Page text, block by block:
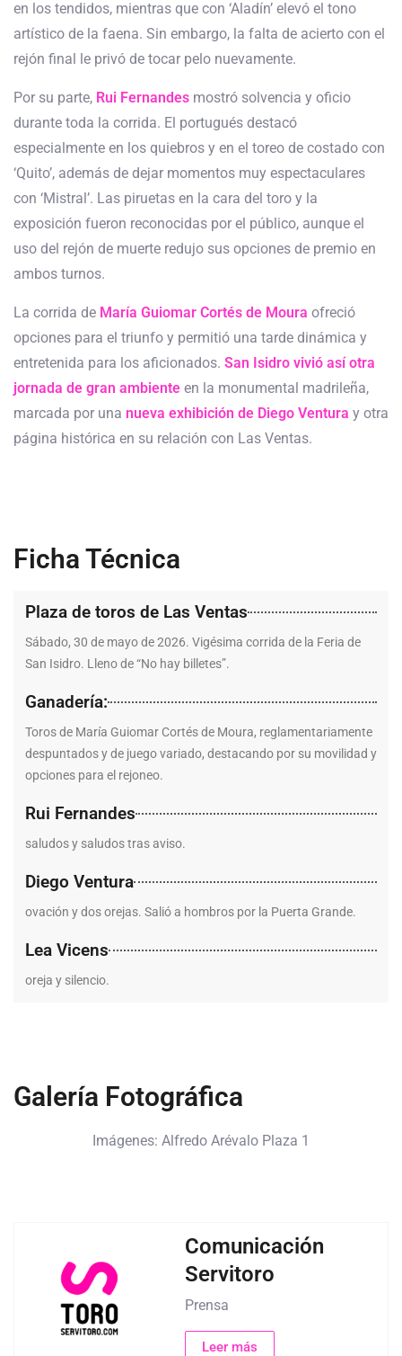
en los tendidos, mientras que con ‘Aladín’ elevó el tono
artístico de la faena. Sin embargo, la falta de acierto con el
rejón final le privó de tocar pelo nuevamente.
Por su parte, Rui Fernandes mostró solvencia y oficio
durante toda la corrida. El portugués destacó
especialmente en los quiebros y en el toreo de costado con
‘Quito’, además de dejar momentos muy espectaculares
con ‘Mistral’. Las piruetas en la cara del toro y la
exposición fueron reconocidas por el público, aunque el
uso del rejón de muerte redujo sus opciones de premio en
ambos turnos.
La corrida de María Guiomar Cortés de Moura ofreció
opciones para el triunfo y permitió una tarde dinámica y
entretenida para los aficionados. San Isidro vivió así otra
jornada de gran ambiente en la monumental madrileña,
marcada por una nueva exhibición de Diego Ventura y otra
página histórica en su relación con Las Ventas.
Ficha Técnica
Plaza de toros de Las Ventas
Sábado, 30 de mayo de 2026. Vigésima corrida de la Feria de
San Isidro. Lleno de “No hay billetes”.
Ganadería:
Toros de María Guiomar Cortés de Moura, reglamentariamente
despuntados y de juego variado, destacando por su movilidad y
opciones para el rejoneo.
Rui Fernandes
saludos y saludos tras aviso.
Diego Ventura
ovación y dos orejas. Salió a hombros por la Puerta Grande.
Lea Vicens
oreja y silencio.
Galería Fotográfica
Imágenes: Alfredo Arévalo Plaza 1
Comunicación
Servitoro
Prensa
Leer más